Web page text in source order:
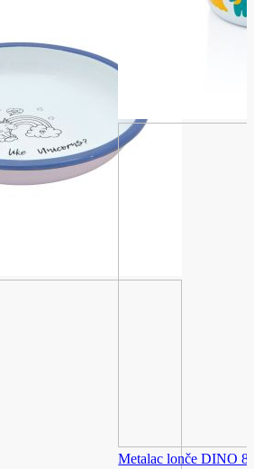
Metalac lonče DINO